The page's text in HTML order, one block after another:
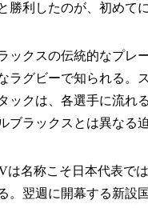
勝利したのが、初めて
クスの伝統的なプレ
ラグビーで知られる。
ックは、各選手に流れ
ブラックスとは異なる
名称こそ日本代表で
。翌週に開幕する新設